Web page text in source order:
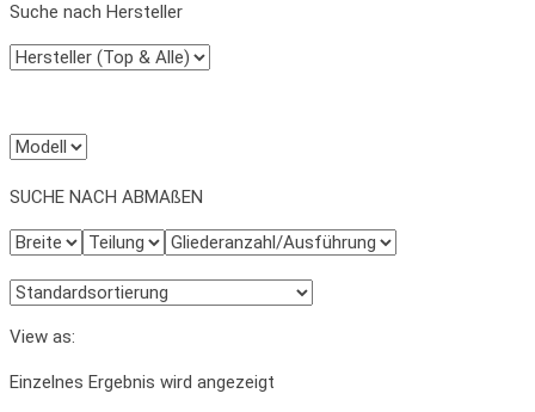
Suche nach Hersteller
SUCHE NACH ABMAßEN
View as:
Einzelnes Ergebnis wird angezeigt